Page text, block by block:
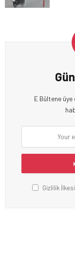
E Bültene
Gizlilik